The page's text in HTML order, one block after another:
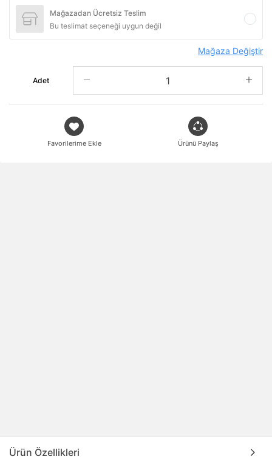
Mağazadan Ücretsiz Teslim
Bu teslimat seçeneği uygun değil
Mağaza Değiştir
Adet
Favorilerime Ekle Ürünü Paylaş
Ürün Özellikleri